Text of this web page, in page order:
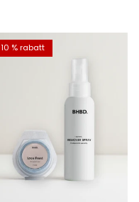
10 % rabatt